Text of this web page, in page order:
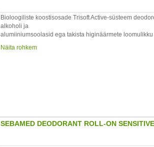
Bioloogiliste koostisosade Trisoft Active-süsteem
alkoholi ja
alumiiniumsoolasid ega takista higinäärmete loomulikku
Toote efektiivsus ja toime on kliiniliselt testitud.
Näita rohkem
SEBAMED DEODORANT ROLL-ON